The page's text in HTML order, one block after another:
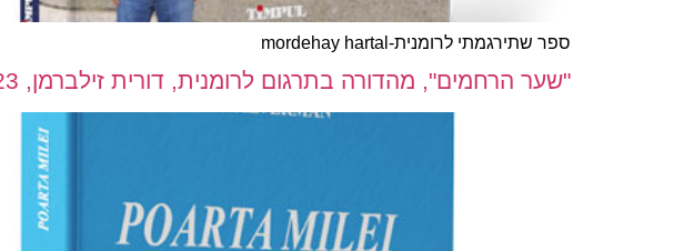
ספר שתירגמתי לרומנית-mordehay hartal
"שער הרחמים", מהדורה בתרגום לרומנית, דורית זילברמן, 2023